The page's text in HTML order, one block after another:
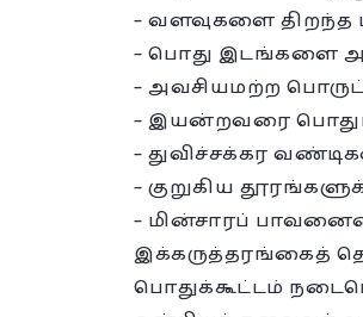
– வளவுகளை திறந்த
– பொது இடங்களை
– அவசியமற்ற
– இயன்றவரை
– துவிச்சக்கர
– குறுகிய
– மின்சாரப்
இக்கருத்தரங்கைத்
பொதுக்கூட்டம்